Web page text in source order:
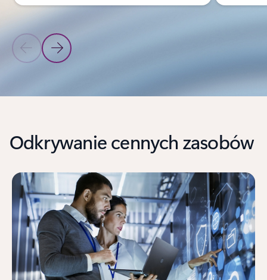
Poprzedni slajdNastępny slajd
Powrót do sekcji PRODUKTY
Odkrywanie cennych zasobów